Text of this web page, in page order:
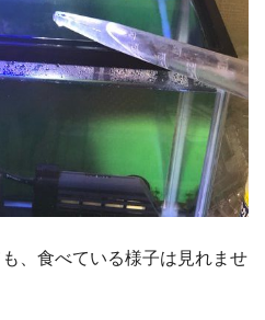
、食べている様子は見れませ